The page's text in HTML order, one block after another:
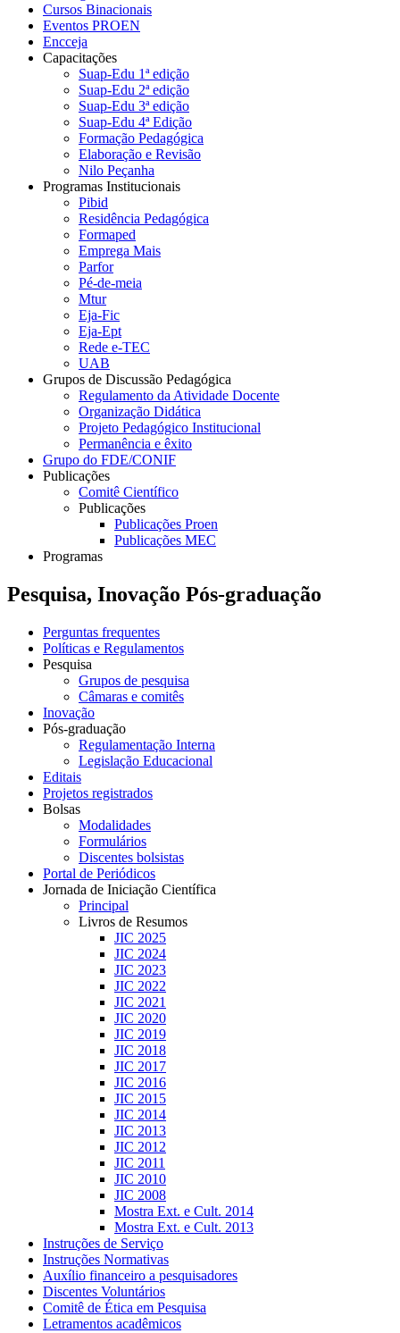
Cursos Binacionais
Eventos PROEN
Encceja
Capacitações
Suap-Edu 1ª edição
Suap-Edu 2ª edição
Suap-Edu 3ª edição
Suap-Edu 4ª Edição
Formação Pedagógica
Elaboração e Revisão
Nilo Peçanha
Programas Institucionais
Pibid
Residência Pedagógica
Formaped
Emprega Mais
Parfor
Pé-de-meia
Mtur
Eja-Fic
Eja-Ept
Rede e-TEC
UAB
Grupos de Discussão Pedagógica
Regulamento da Atividade Docente
Organização Didática
Projeto Pedagógico Institucional
Permanência e êxito
Grupo do FDE/CONIF
Publicações
Comitê Científico
Publicações
Publicações Proen
Publicações MEC
Programas
Pesquisa, Inovação Pós-graduação
Perguntas frequentes
Políticas e Regulamentos
Pesquisa
Grupos de pesquisa
Câmaras e comitês
Inovação
Pós-graduação
Regulamentação Interna
Legislação Educacional
Editais
Projetos registrados
Bolsas
Modalidades
Formulários
Discentes bolsistas
Portal de Periódicos
Jornada de Iniciação Científica
Principal
Livros de Resumos
JIC 2025
JIC 2024
JIC 2023
JIC 2022
JIC 2021
JIC 2020
JIC 2019
JIC 2018
JIC 2017
JIC 2016
JIC 2015
JIC 2014
JIC 2013
JIC 2012
JIC 2011
JIC 2010
JIC 2008
Mostra Ext. e Cult. 2014
Mostra Ext. e Cult. 2013
Instruções de Serviço
Instruções Normativas
Auxílio financeiro a pesquisadores
Discentes Voluntários
Comitê de Ética em Pesquisa
Letramentos acadêmicos